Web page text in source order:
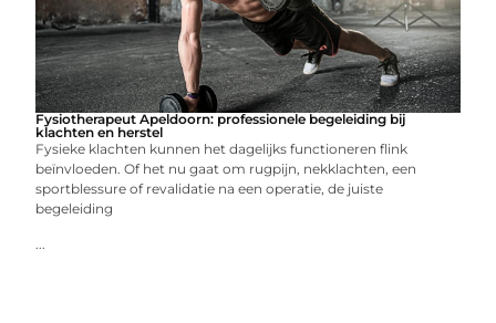
Fysiotherapeut Apeldoorn: professionele begeleiding bij
klachten en herstel
Fysieke klachten kunnen het dagelijks functioneren flink
beïnvloeden. Of het nu gaat om rugpijn, nekklachten, een
sportblessure of revalidatie na een operatie, de juiste
begeleiding
...